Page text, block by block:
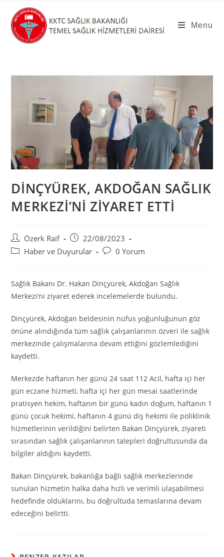
content
Menu
DİNÇYÜREK, AKDOĞAN SAĞLIK
MERKEZİ’Nİ ZİYARET ETTİ
Post
author:
Özerk Raif
Post
published:
22/08/2023
PostHaber ve Duyurular
Post0 Yorum
Sağlık Bakanı Dr. Hakan Dinçyürek, Akdoğan Sağlık
Merkezi’ni ziyaret ederek incelemelerde bulundu.
Dinçyürek, Akdoğan beldesinin nüfus yoğunluğunun göz
önüne alındığında tüm sağlık çalışanlarının özveri ile sağlık
merkezinde çalışmalarına devam ettiğini gözlemlediğini
kaydetti.
Merkezde haftanın her günü 24 saat 112 Acil, hafta içi her
gün eczane hizmeti, hafta içi her gün mesai saatlerinde
pratisyen hekim, haftanın bir günü kadın doğum, haftanın 1
günü çocuk hekimi, haftanın 4 günü diş hekimi ile poliklinik
hizmetlerinin verildiğini belirten Bakan Dinçyürek, ziyareti
sırasından sağlık çalışanlarının talepleri doğrultusunda da
bilgiler aldığını kaydetti.
Bakan Dinçyürek, bakanlığa bağlı sağlık merkezlerinde
sunulan hizmetin halka daha hızlı ve verimli ulaşabilmesi
hedefinde olduklarını, bu doğrultuda temaslarına devam
edeceğini belirtti.